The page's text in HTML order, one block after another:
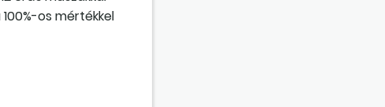
os mértékkel